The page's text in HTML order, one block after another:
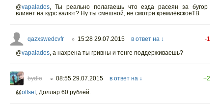
@vapalados, Ты реально полагаешь что езда расеян за бугор
влияет на курс валют? Ну ты смешной, не смотри кремлёвскоеТВ
qazxswedcvfr ○ 15:28 29.07.2015 в ответ на ↓
-1
@vapalados, а нахрена ты гривны и тенге поддерживаешь?
bydlo ○ 08:55 29.07.2015 в ответ на ↓
+2
@offset, Доллар 60 рублей.